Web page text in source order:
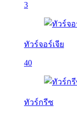
3
ทัวร์จอร์เจีย
40
ทัวร์กรีซ